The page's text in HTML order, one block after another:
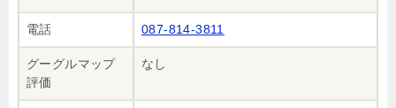
電話 087-814-3811
グーグルマップ
評価
なし